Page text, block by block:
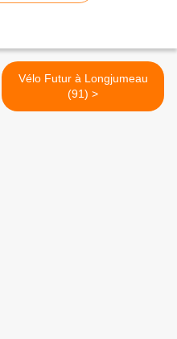
Vélo Futur à Longjumeau
(91) >